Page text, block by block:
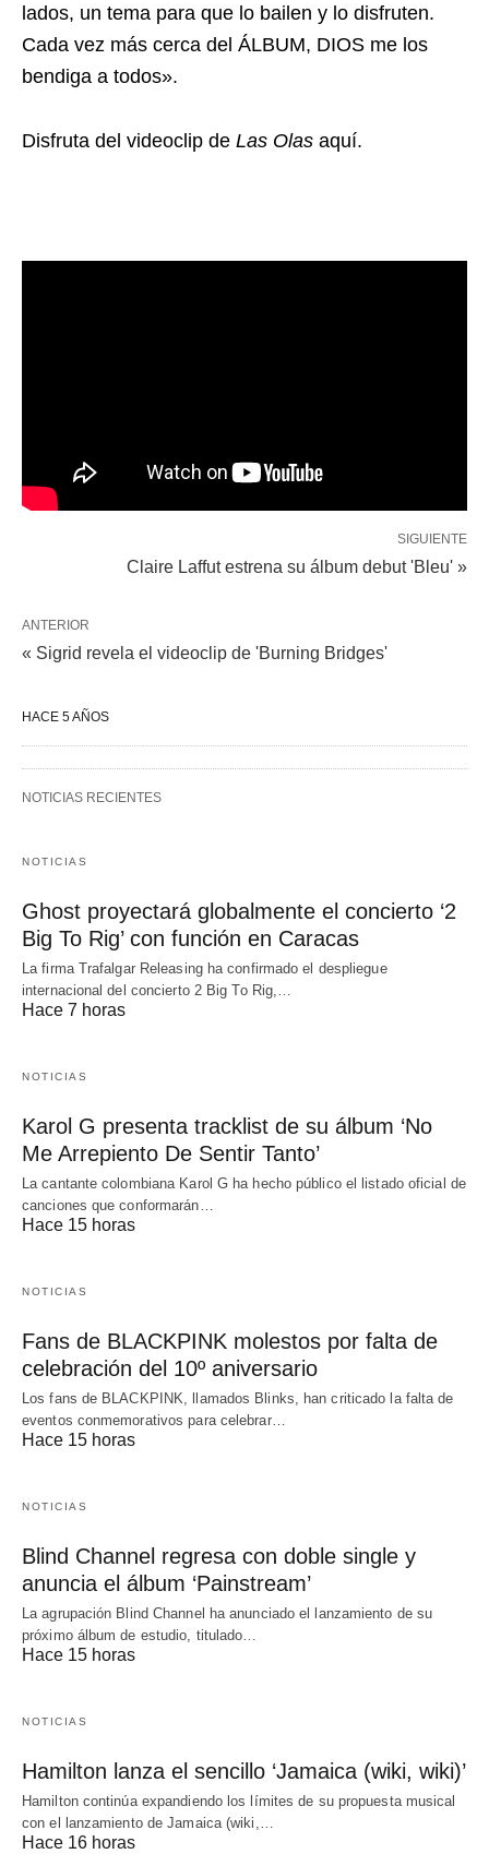
lados, un tema para que lo bailen y lo disfruten.
Cada vez más cerca del ÁLBUM, DIOS me los
bendiga a todos».
Disfruta del videoclip de Las Olas aquí.
SIGUIENTE
Claire Laffut estrena su álbum debut 'Bleu' »
ANTERIOR
« Sigrid revela el videoclip de 'Burning Bridges'
HACE 5 AÑOS
NOTICIAS RECIENTES
NOTICIAS
Ghost proyectará globalmente el concierto ‘2
Big To Rig’ con función en Caracas
La firma Trafalgar Releasing ha confirmado el despliegue
internacional del concierto 2 Big To Rig,…
Hace 7 horas
NOTICIAS
Karol G presenta tracklist de su álbum ‘No
Me Arrepiento De Sentir Tanto’
La cantante colombiana Karol G ha hecho público el listado oficial de
canciones que conformarán…
Hace 15 horas
NOTICIAS
Fans de BLACKPINK molestos por falta de
celebración del 10º aniversario
Los fans de BLACKPINK, llamados Blinks, han criticado la falta de
eventos conmemorativos para celebrar…
Hace 15 horas
NOTICIAS
Blind Channel regresa con doble single y
anuncia el álbum ‘Painstream’
La agrupación Blind Channel ha anunciado el lanzamiento de su
próximo álbum de estudio, titulado…
Hace 15 horas
NOTICIAS
Hamilton lanza el sencillo ‘Jamaica (wiki, wiki)’
Hamilton continúa expandiendo los límites de su propuesta musical
con el lanzamiento de Jamaica (wiki,…
Hace 16 horas